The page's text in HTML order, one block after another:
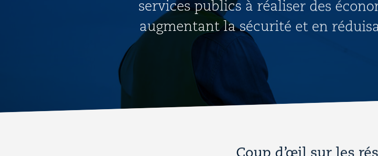
services publics à réaliser des
augmentant la sécurité et en